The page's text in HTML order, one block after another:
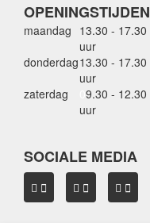
OPENINGSTIJDEN
maandag 13.30 - 17.30
uur
donderdag13.30 - 17.30
uur
zaterdag
9.30 - 12.30
uur
SOCIALE MEDIA